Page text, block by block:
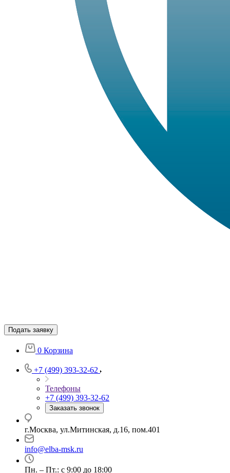
Подать заявку
0 Корзина
+7 (499) 393-32-62
Телефоны
+7 (499) 393-32-62
Заказать звонок
г.Москва, ул.Митинская, д.16, пом.401
info@elba-msk.ru
Пн. – Пт.: с 9:00 до 18:00